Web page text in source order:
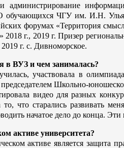
администрирование
обучающихся ЧГУ им. И.Н.
форумах «Территория
г., 2019 г. Призер
г. с. Дивноморское.
в ВУЗ и чем занималась?
участвовала в
председателем Школьно-
видео для разных
то, что старались развивать
начатое дело до конца.
активе университета?
активе является защита